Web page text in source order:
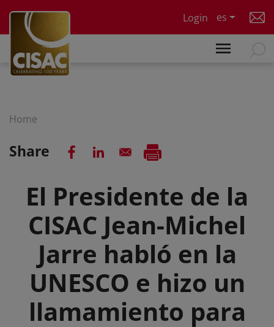
Login
es
Home
Share
El Presidente de la
CISAC Jean-Michel
Jarre habló en la
UNESCO e hizo un
llamamiento para